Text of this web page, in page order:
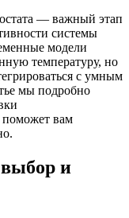
— важный этап
системы
модели
температуру, но
с умным
мы подробно
поможет вам
и